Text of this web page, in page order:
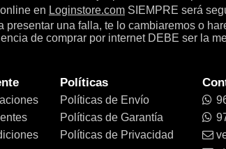
en Loginstore.com SIEMPRE será
una falla, te lo cambiaremos o
de comprar por internet DEBE ser la
Políticas
Políticas de Envío
Políticas de Garantía
Políticas de Privacidad